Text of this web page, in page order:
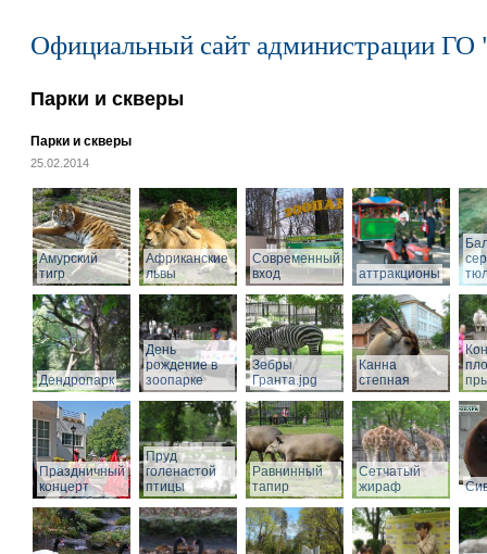
Официальный сайт администрации ГО
Парки и скверы
Парки и скверы
25.02.2014
Амурский
тигр
Африканские
львы
Современный
вход
аттракционы
Дендропарк
День
рождение в
зоопарке
Зебры
Гранта.jpg
Канна
степная
Праздничный
концерт
Пруд
голенастой
птицы
Равнинный
тапир
Сетчатый
жираф